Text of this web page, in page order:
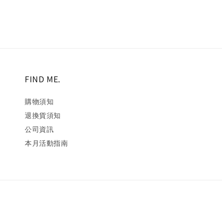
FIND ME.
購物須知
退換貨須知
公司資訊
本月活動指南